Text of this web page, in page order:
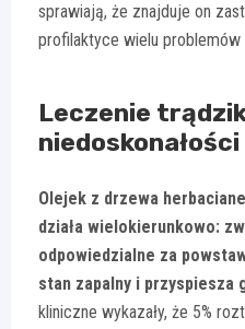
sprawiają, że znajduje on
profilaktyce wielu problemów
Leczenie
niedoskonałości
Olejek z drzewa
działa wielokierunkowo:
odpowiedzialne za
stan zapalny i przyspiesza
kliniczne wykazały, że 5%